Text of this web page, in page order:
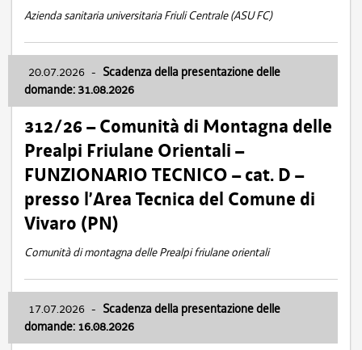
Azienda sanitaria universitaria Friuli Centrale (ASU FC)
20.07.2026 - Scadenza della presentazione delle
domande: 31.08.2026
312/26 – Comunità di Montagna delle
Prealpi Friulane Orientali –
FUNZIONARIO TECNICO – cat. D –
presso l’Area Tecnica del Comune di
Vivaro (PN)
Comunità di montagna delle Prealpi friulane orientali
17.07.2026 - Scadenza della presentazione delle
domande: 16.08.2026